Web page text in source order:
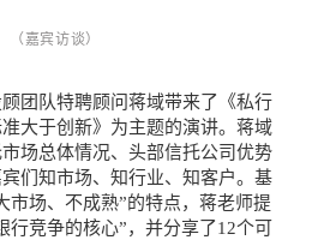
（ 嘉宾访谈）
团队特聘顾问蒋域带来了《私行
大于创新》为主题的演讲。蒋域
场总体情况、头部信托公司优势
们知市场、知行业、知客户。基
市场、不成熟”的特点，蒋老师提
行竞争的核心”，并分享了12个可